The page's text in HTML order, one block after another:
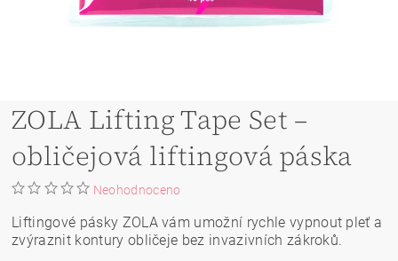
ZOLA Lifting Tape Set –
obličejová liftingová páska
Neohodnoceno
Liftingové pásky ZOLA vám umožní rychle vypnout pleť a
zvýraznit kontury obličeje bez invazivních zákroků.